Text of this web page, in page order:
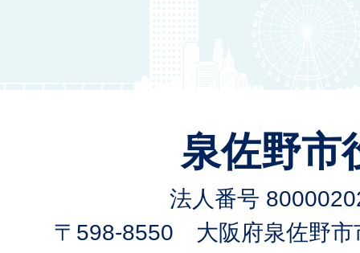
泉佐野市
法人番号
〒598-8550 大阪府泉佐野市